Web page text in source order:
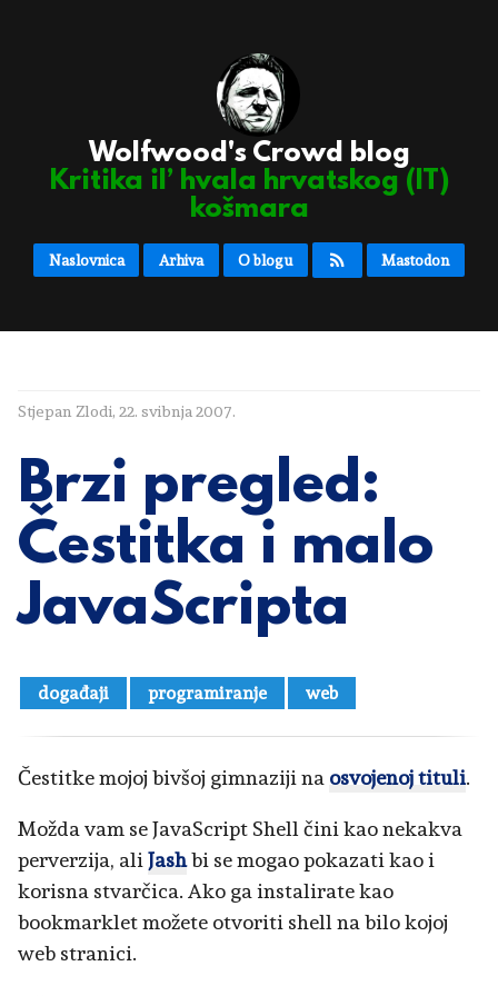
Wolfwood's Crowd blog
Kritika il’ hvala hrvatskog (IT)
košmara
Naslovnica Arhiva O blogu Mastodon
Stjepan Zlodi, 22. svibnja 2007.
Brzi pregled:
Čestitka i malo
JavaScripta
događaji programiranje web
Čestitke mojoj bivšoj gimnaziji na osvojenoj tituli.
Možda vam se JavaScript Shell čini kao nekakva
perverzija, ali Jashbi se mogao pokazati kao i
korisna stvarčica. Ako ga instalirate kao
bookmarklet možete otvoriti shell na bilo kojoj
web stranici.